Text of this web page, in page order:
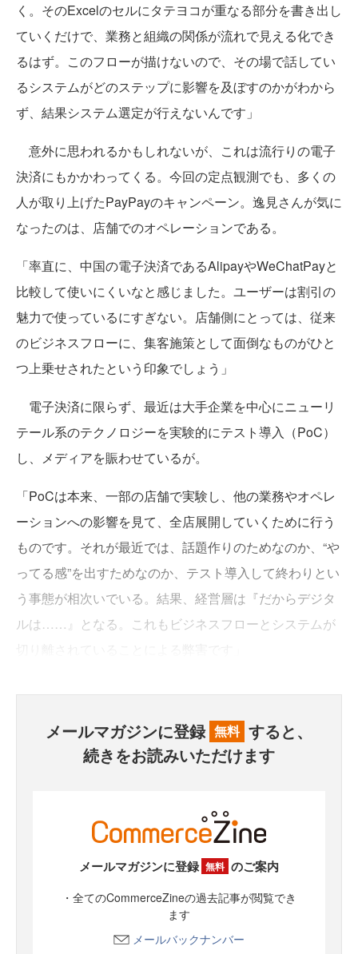
く。そのExcelのセルにタテヨコが重なる部分を書き出し
ていくだけで、業務と組織の関係が流れで見える化でき
るはず。このフローが描けないので、その場で話してい
るシステムがどのステップに影響を及ぼすのかがわから
ず、結果システム選定が行えないんです」
意外に思われるかもしれないが、これは流行りの電子
決済にもかかわってくる。今回の定点観測でも、多くの
人が取り上げたPayPayのキャンペーン。逸見さんが気に
なったのは、店舗でのオペレーションである。
「率直に、中国の電子決済であるAlipayやWeChatPayと
比較して使いにくいなと感じました。ユーザーは割引の
魅力で使っているにすぎない。店舗側にとっては、従来
のビジネスフローに、集客施策として面倒なものがひと
つ上乗せされたという印象でしょう」
電子決済に限らず、最近は大手企業を中心にニューリ
テール系のテクノロジーを実験的にテスト導入（PoC）
し、メディアを賑わせているが。
「PoCは本来、一部の店舗で実験し、他の業務やオペレ
ーションへの影響を見て、全店展開していくために行う
ものです。それが最近では、話題作りのためなのか、“や
ってる感”を出すためなのか、テスト導入して終わりとい
う事態が相次いでいる。結果、経営層は『だからデジタ
ルは……』となる。これもビジネスフローとシステムが
メールマガジンに登録 無料 すると、
続きをお読みいただけます
メールマガジンに登録 無料 のご案内
・全てのCommerceZineの過去記事が閲覧でき
ます
メールバックナンバー